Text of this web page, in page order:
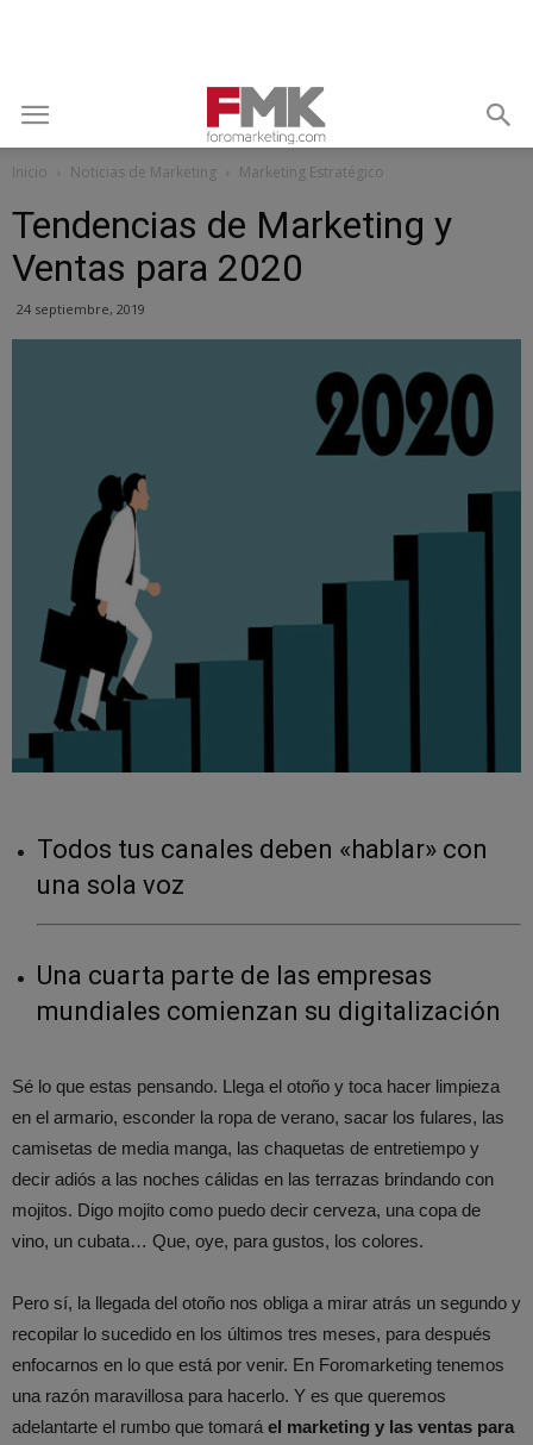
Inicio Noticias de Marketing Marketing Estratégico
Tendencias de Marketing y
Ventas para 2020
24 septiembre, 2019
Todos tus canales deben «hablar» con
una sola voz
Una cuarta parte de las empresas
mundiales comienzan su digitalización
Sé lo que estas pensando. Llega el otoño y toca hacer limpieza
en el armario, esconder la ropa de verano, sacar los fulares, las
camisetas de media manga, las chaquetas de entretiempo y
decir adiós a las noches cálidas en las terrazas brindando con
mojitos. Digo mojito como puedo decir cerveza, una copa de
vino, un cubata… Que, oye, para gustos, los colores.
Pero sí, la llegada del otoño nos obliga a mirar atrás un segundo y
recopilar lo sucedido en los últimos tres meses, para después
enfocarnos en lo que está por venir. En Foromarketing tenemos
una razón maravillosa para hacerlo. Y es que queremos
adelantarte el rumbo que tomará el marketing y las ventas para